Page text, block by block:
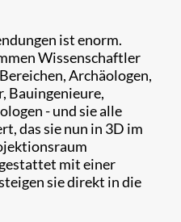
ist enorm.
Wissenschaftler
Archäologen,
Bauingenieure,
- und sie alle
das sie nun in 3D im
mit einer
sie direkt in die